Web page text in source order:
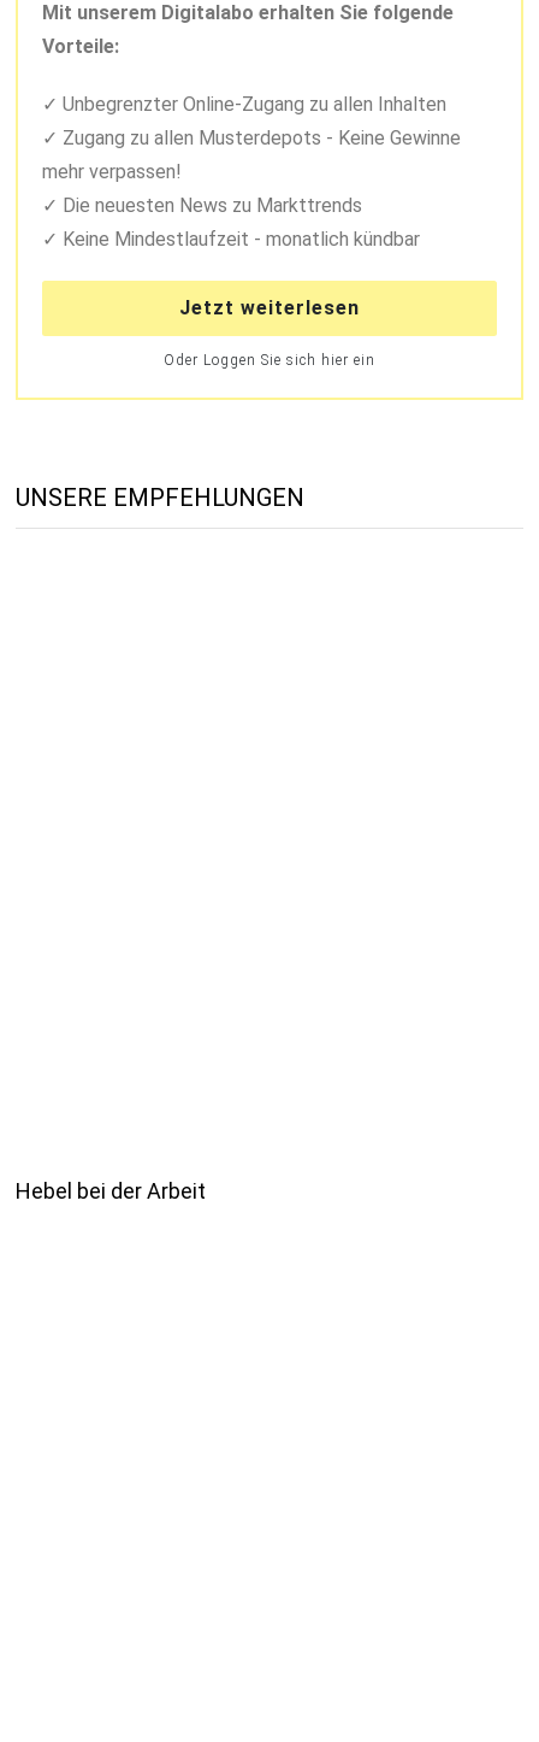
Mit unserem Digitalabo erhalten Sie folgende
Vorteile:
Unbegrenzter Online-Zugang zu allen Inhalten
Zugang zu allen Musterdepots - Keine Gewinne
mehr verpassen!
Die neuesten News zu Markttrends
Keine Mindestlaufzeit - monatlich kündbar
Jetzt weiterlesen
Oder Loggen Sie sich hier ein
UNSERE EMPFEHLUNGEN
Hebel bei der Arbeit